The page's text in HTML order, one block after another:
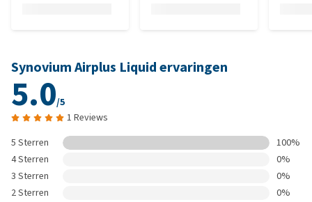
Synovium Airplus Liquid ervaringen
5.0/5
1 Reviews
5 Sterren
100%
4 Sterren
0%
3 Sterren
0%
2 Sterren
0%